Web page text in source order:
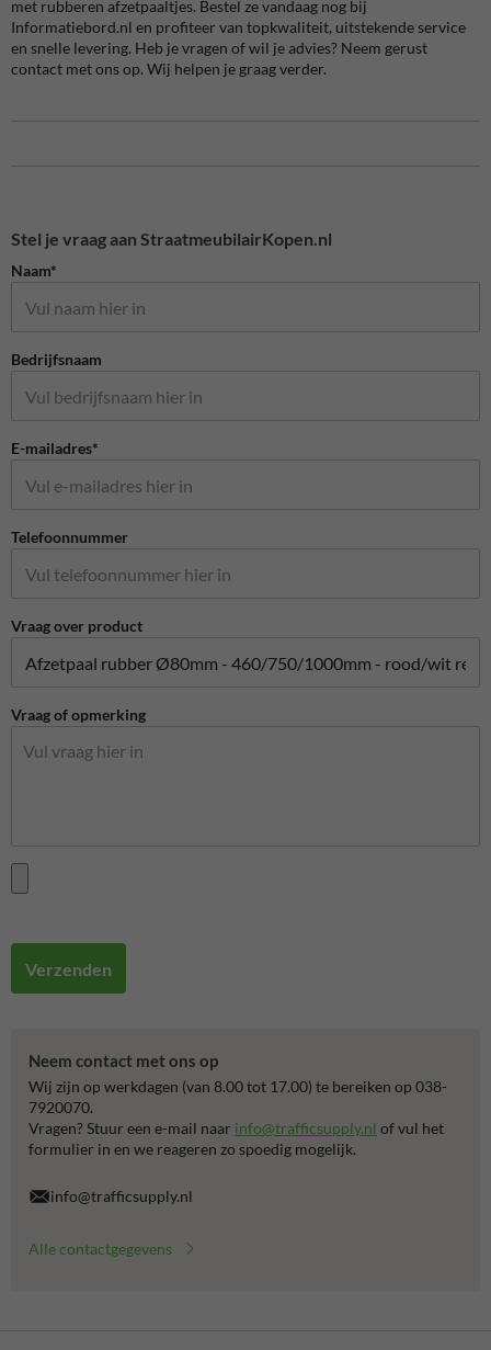
met rubberen afzetpaaltjes. Bestel ze vandaag nog bij
Informatiebord.nl en profiteer van topkwaliteit, uitstekende service
en snelle levering. Heb je vragen of wil je advies? Neem gerust
contact met ons op. Wij helpen je graag verder.
Stel je vraag aan StraatmeubilairKopen.nl
Naam*
Bedrijfsnaam
E-mailadres*
Telefoonnummer
Vraag over product
Vraag of opmerking
Verzenden
Neem contact met ons op
Wij zijn op werkdagen (van 8.00 tot 17.00) te bereiken op 038-
7920070.
Vragen? Stuur een e-mail naar info@trafficsupply.nl of vul het
formulier in en we reageren zo spoedig mogelijk.
info@trafficsupply.nl
Alle contactgegevens